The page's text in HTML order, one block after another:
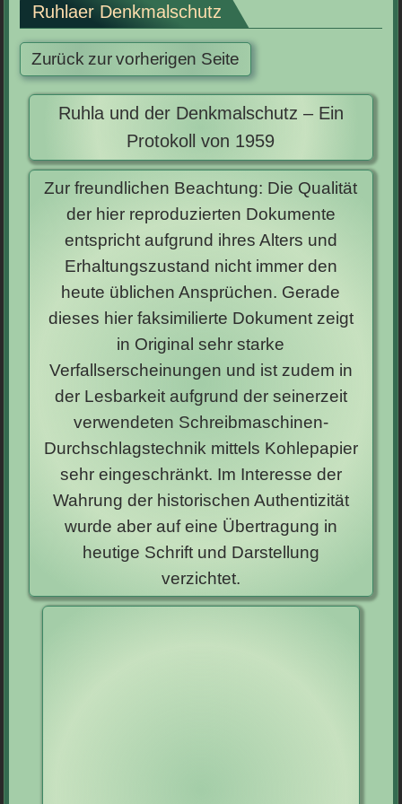
Ruhlaer Denkmalschutz
Ruhla und der Denkmalschutz – Ein
Protokoll von 1959
Zur freundlichen Beachtung: Die Qualität
der hier reproduzierten Dokumente
entspricht aufgrund ihres Alters und
Erhaltungszustand nicht immer den
heute üblichen Ansprüchen. Gerade
dieses hier faksimilierte Dokument zeigt
in Original sehr starke
Verfallserscheinungen und ist zudem in
der Lesbarkeit aufgrund der seinerzeit
verwendeten Schreibmaschinen-
Durchschlagstechnik mittels Kohlepapier
sehr eingeschränkt. Im Interesse der
Wahrung der historischen Authentizität
wurde aber auf eine Übertragung in
heutige Schrift und Darstellung
verzichtet.